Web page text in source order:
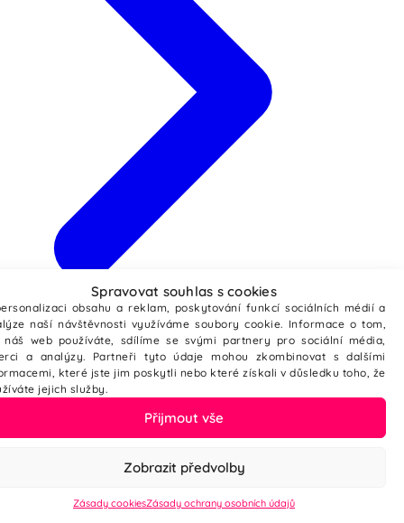
Webové stránky ze šablony
Spravovat souhlas s cookies
obsahu a reklam, poskytování funkcí sociálních médií a
naší návštěvnosti využíváme soubory cookie. Informace o tom,
náš web používáte, sdílíme se svými partnery pro sociální média,
a analýzy. Partneři tyto údaje mohou zkombinovat s dalšími
které jste jim poskytli nebo které získali v důsledku toho, že
jejich služby.
Přijmout vše
Zobrazit předvolby
Zásady cookiesZásady ochrany osobních údajů